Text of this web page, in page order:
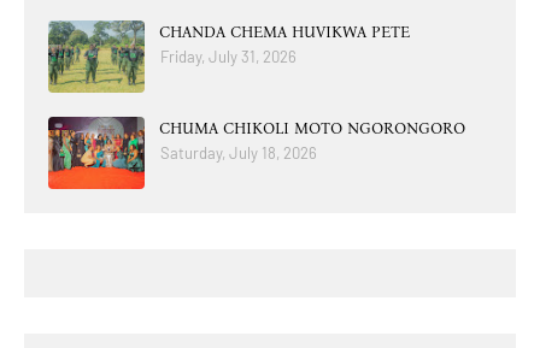
CHANDA CHEMA HUVIKWA PETE
Friday, July 31, 2026
CHUMA CHIKOLI MOTO NGORONGORO
Saturday, July 18, 2026